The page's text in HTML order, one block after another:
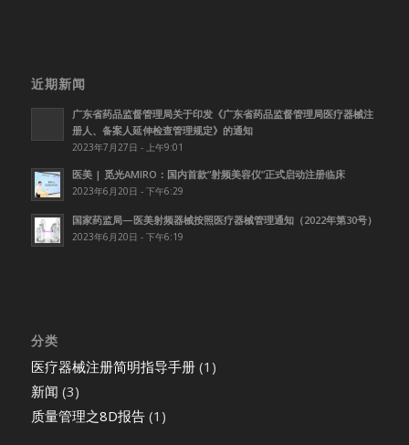
近期新闻
广东省药品监督管理局关于印发《广东省药品监督管理局医疗器械注
册人、备案人延伸检查管理规定》的通知
2023年7月27日 - 上午9:01
医美 | 觅光AMIRO：国内首款”射频美容仪”正式启动注册临床
2023年6月20日 - 下午6:29
国家药监局—医美射频器械按照医疗器械管理通知（2022年第30号）
2023年6月20日 - 下午6:19
分类
医疗器械注册简明指导手册(1)
新闻 (3)
质量管理之8D报告(1)